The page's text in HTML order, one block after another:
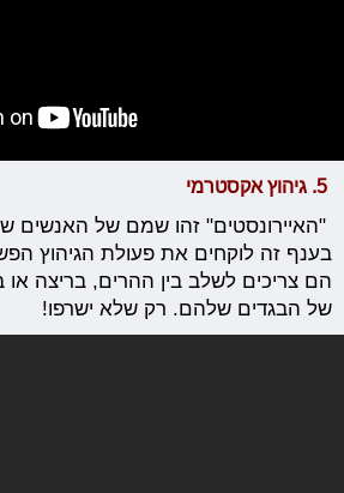
5. גיהוץ אקסטרמי
"האיירונסטים" זהו שמם של האנשים
בענף זה לוקחים את פעולת הגיהוץ
הם צריכים לשלב בין ההרים, בריצה או
של הבגדים שלהם. רק שלא ישרפו!